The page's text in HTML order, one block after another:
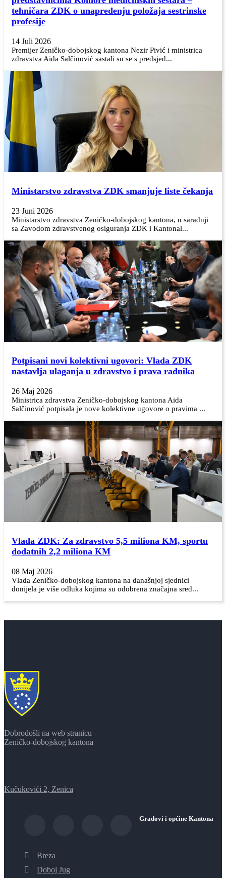
tehničara ZDK o unapređenju položaja sestrinske
profesije
14 Juli 2026
Premijer Zeničko-dobojskog kantona Nezir Pivić i ministrica
zdravstva Aida Salčinović sastali su se s predsjed...
Ministarstvo zdravstva ZDK smanjuje liste čekanja
23 Juni 2026
Ministarstvo zdravstva Zeničko-dobojskog kantona, u saradnji
sa Zavodom zdravstvenog osiguranja ZDK i Kantonal...
Potpisani novi kolektivni ugovori: Vlada ZDK
nastavlja ulaganja u zdravstvo i prava radnika
26 Maj 2026
Ministrica zdravstva Zeničko-dobojskog kantona Aida
Salčinović potpisala je nove kolektivne ugovore o pravima ...
Vlada ZDK: Za zdravstvo 5,5 miliona KM, sportu
dodatnih 2,2 miliona KM
08 Maj 2026
Vlada Zeničko-dobojskog kantona na današnjoj sjednici
donijela je više odluka kojima su odobrena značajna sred...
Dobrodošli na web stranicu
Zeničko-dobojskog kantona
Kučukovići 2, Zenica
Gradovi i općine Kantona
Breza
Doboj Jug